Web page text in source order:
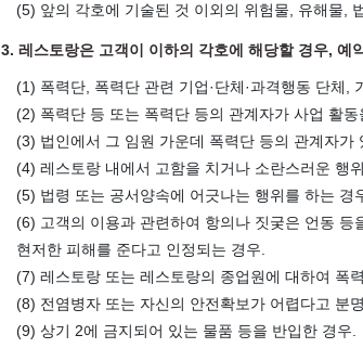
(5) 앞의 각호에 기술된 것 이외의 위험물, 유해물,
3. 레스토랑은 고객이 이하의 각호에 해당할 경우, 예
(1) 폭력단, 폭력단 관련 기업·단체·과격행동 단체,
(2) 폭력단 등 또는 폭력단 등의 관계자가 사업 활
(3) 법인에서 그 임원 가운데 폭력단 등의 관계자가
(4) 레스토랑 내에서 고함을 치거나 소란스러운 행
(5) 법령 또는 공서양속에 어긋나는 행위를 하는 경
(6) 고객의 이용과 관련하여 항의나 짓궂은 언동
현저한 피해를 준다고 인정되는 경우.
(7) 레스토랑 또는 레스토랑의 종업원에 대하여 폭
(8) 전염병자 또는 자신의 안전확보가 어렵다고 분
(9) 상기 2에 금지되어 있는 물품 등을 반입한 경우.